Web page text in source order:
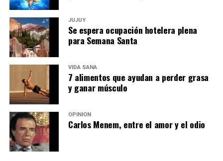
JUJUY
Se espera ocupación hotelera plena
para Semana Santa
VIDA SANA
7 alimentos que ayudan a perder grasa
y ganar músculo
OPINIÓN
Carlos Menem, entre el amor y el odio